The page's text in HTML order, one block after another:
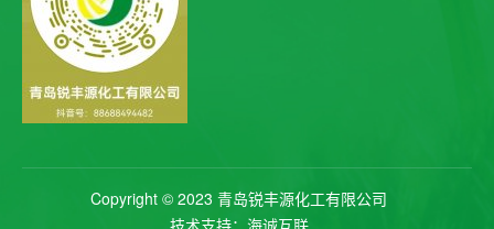
Copyright © 2023 青岛锐丰源化工有限公司
技术支持：海诚互联